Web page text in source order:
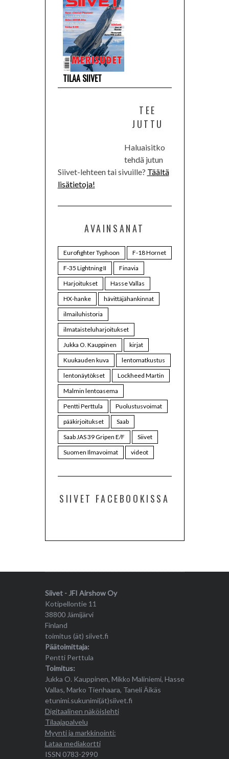
TILAA SIIVET
TEE
JUTTU
Haluaisitko
tehdä jutun
Siivet-lehteen tai sivuille? Täältä
lisätietoja!
AVAINSANAT
Eurofighter Typhoon
F-18 Hornet
F-35 Lightning II
Finavia
Harjoitukset
Hasse Vallas
HX-hanke
hävittäjähankinnat
ilmailuhistoria
ilmataisteluharjoitukset
Jukka O. Kauppinen
kirjat
Kuukauden kuva
lentomatkustus
lentonäytökset
Lockheed Martin
Malmin lentoasema
Pentti Perttula
Puolustusvoimat
pääkirjoitukset
Saab
Saab JAS 39 Gripen E/F
Siivet
Suomen Ilmavoimat
videot
SIIVET FACEBOOKISSA
Siivet - JFI Airshow Oy
Kotipellontie 11
38800 Jämijärvi
Finland
toimitus (ät) siivet.fi
Päätoimittaja:
Pentti Perttula
Toimitus:
Jukka O. Kauppinen, Mikko Maliniemi, Hasse
Vallas, Marko Tienhaara, Taneli Äikäs
etunimi.sukunimi(ät)siivet.fi
Digitaalinen näköislehti
Tilaajapalvelu
Myynti ja markkinointi:
Lataa mediakortti
ISSN 0783-2990